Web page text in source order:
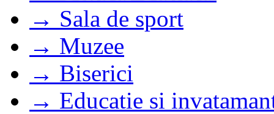
→ Sala de sport
→ Muzee
→ Biserici
→ Educatie si